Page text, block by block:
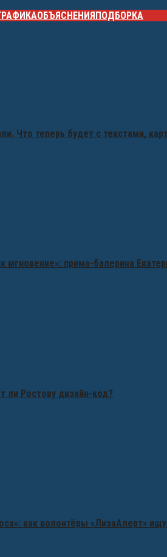
ОБЪЯСНЕНИЯПОДБОРКА
Что теперь будет с текстами,
мгновение»: прима-балерина
ли Ростову дизайн-код?
как волонтёры «ЛизаАлерт»